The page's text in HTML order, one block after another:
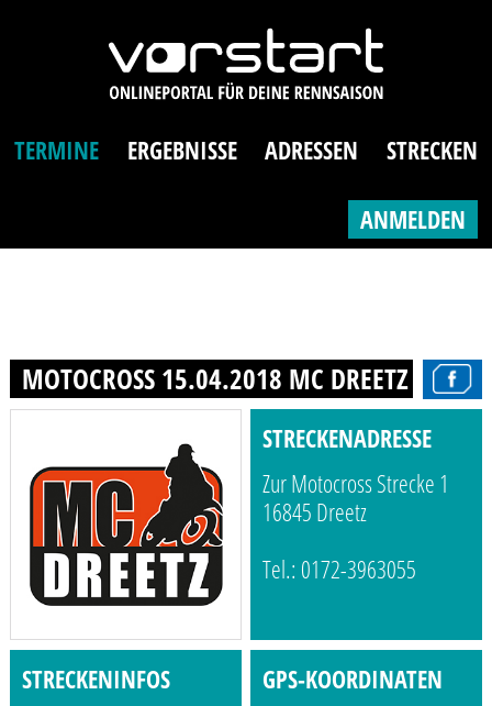
TERMINE ERGEBNISSE ADRESSEN STRECKEN
ANMELDEN
MOTOCROSS 15.04.2018 MC DREETZ E.V.
STRECKENADRESSE
Zur Motocross Strecke 1
16845 Dreetz
Tel.: 0172-3963055
STRECKENINFOS
GPS-KOORDINATEN